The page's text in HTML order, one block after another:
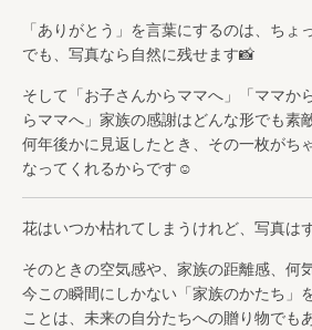
「ありがとう」を言葉にするのは、ちょ
でも、写真なら自然に残せます📸
そして「お子さんからママへ」「ママか
らママへ」家族の感謝はどんな形でも素
何年後かに見返したとき、その一枚がち
なってくれるからです☺️
花はいつか枯れてしまうけれど、写真は
そのときの空気感や、家族の距離感、何
今この瞬間にしかない「家族のかたち」
ことは、未来の自分たちへの贈り物でも